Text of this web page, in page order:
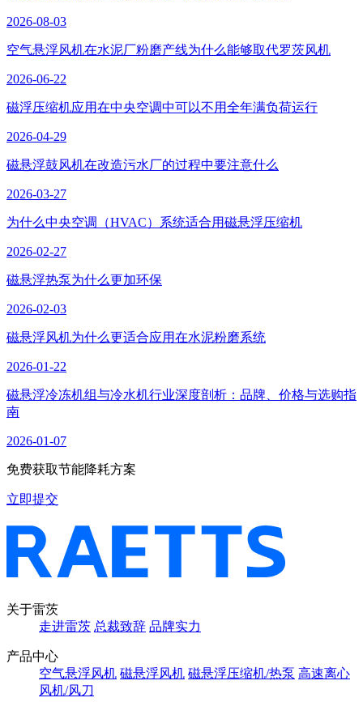
2026-08-03
空气悬浮风机在水泥厂粉磨产线为什么能够取代罗茨风机
2026-06-22
磁浮压缩机应用在中央空调中可以不用全年满负荷运行
2026-04-29
磁悬浮鼓风机在改造污水厂的过程中要注意什么
2026-03-27
为什么中央空调（HVAC）系统适合用磁悬浮压缩机
2026-02-27
磁悬浮热泵为什么更加环保
2026-02-03
磁悬浮风机为什么更适合应用在水泥粉磨系统
2026-01-22
磁悬浮冷冻机组与冷水机行业深度剖析：品牌、价格与选购指
南
2026-01-07
免费获取节能降耗方案
立即提交
关于雷茨
走进雷茨 总裁致辞 品牌实力
产品中心
空气悬浮风机 磁悬浮风机 磁悬浮压缩机/热泵 高速离心
风机/风刀